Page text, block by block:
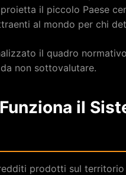
il piccolo Paese
al mondo per chi
il quadro
non sottovalutare.
il
prodotti sul territorio